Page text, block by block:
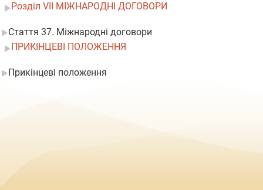
Розділ VII МІЖНАРОДНІ ДОГОВОРИ
Стаття 37. Міжнародні договори
ПРИКІНЦЕВІ ПОЛОЖЕННЯ
Прикінцеві положення